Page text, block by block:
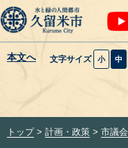
本文へ 文字サイズ 小 中
暮らし・届出
健康・医療・福祉
トップ> 計画・政策 > 市議会